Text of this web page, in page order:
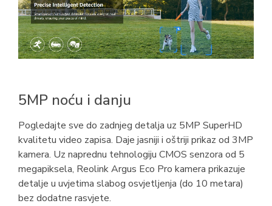
5MP noću i danju
Pogledajte sve do zadnjeg detalja uz 5MP SuperHD
kvalitetu video zapisa. Daje jasniji i oštriji prikaz od 3MP
kamera. Uz naprednu tehnologiju CMOS senzora od 5
megapiksela, Reolink Argus Eco Pro kamera prikazuje
detalje u uvjetima slabog osvjetljenja (do 10 metara)
bez dodatne rasvjete.